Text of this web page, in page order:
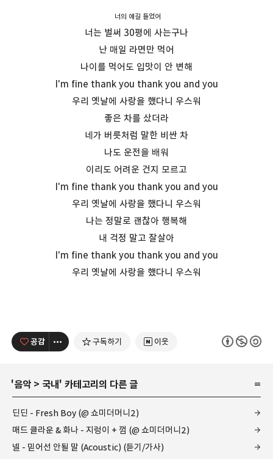
너의 얘길 들었어
너는 벌써 30평에 사는구나
난 매일 라면만 먹어
나이를 먹어도 입맛이 안 변해
I'm fine thank you thank you and you
우리 옛날에 사랑을 했다니 우스워
좋은 차를 샀더라
네가 버릇처럼 말한 비싼 차
나도 운전을 배워
이리도 어려운 건지 모르고
I'm fine thank you thank you and you
우리 옛날에 사랑을 했다니 우스워
나는 정말로 괜찮아 행복해
내 걱정 말고 잘살아
I'm fine thank you thank you and you
우리 옛날에 사랑을 했다니 우스워
공감 구독하기 이웃
'음악 > 국내' 카테고리의 다른 글
딘딘 - Fresh Boy (@ 쇼미더머니2)
매드 클라운 & 화나 - 지렁이 + 껌 (@ 쇼미더머니2)
넬 - 믿어선 안될 말 (Acoustic) (듣기/가사)